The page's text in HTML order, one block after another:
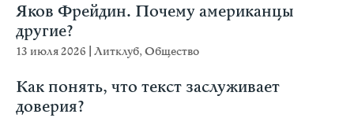
Яков Фрейдин. Почему американцы
другие?
13 июля 2026 Литклуб,Общество
Как понять, что текст заслуживает
доверия?